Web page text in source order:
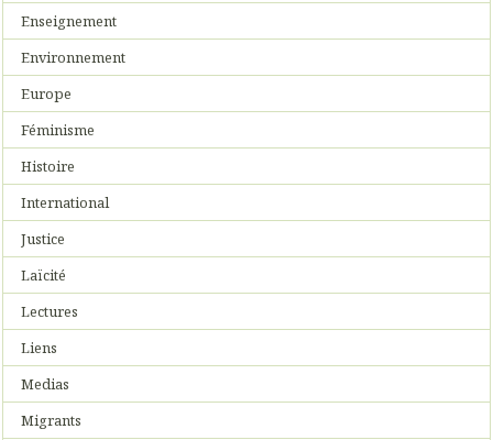
Enseignement
Environnement
Europe
Féminisme
Histoire
International
Justice
Laïcité
Lectures
Liens
Medias
Migrants